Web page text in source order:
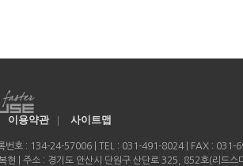
이용약관 | 사이트맵
록번호 : 134-24-57006 | TEL : 031-491-8024 | FAX :
현 | 주소 : 경기도 안산시 단원구 산단로 325, 852호(리드스